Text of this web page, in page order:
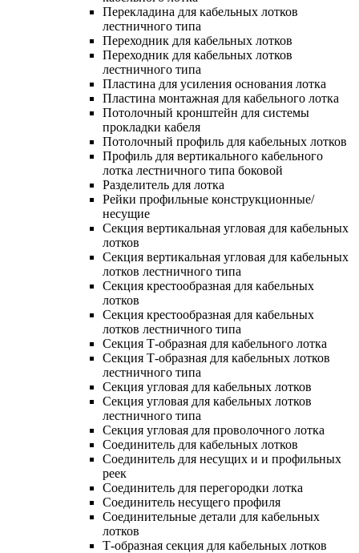
Перекладина для кабельных лотков
лестничного типа
Переходник для кабельных лотков
Переходник для кабельных лотков
лестничного типа
Пластина для усиления основания лотка
Пластина монтажная для кабельного лотка
Потолочный кронштейн для системы
прокладки кабеля
Потолочный профиль для кабельных лотков
Профиль для вертикального кабельного
лотка лестничного типа боковой
Разделитель для лотка
Рейки профильные конструкционные/
несущие
Секция вертикальная угловая для кабельных
лотков
Секция вертикальная угловая для кабельных
лотков лестничного типа
Секция крестообразная для кабельных
лотков
Секция крестообразная для кабельных
лотков лестничного типа
Секция Т-образная для кабельного лотка
Секция Т-образная для кабельных лотков
лестничного типа
Секция угловая для кабельных лотков
Секция угловая для кабельных лотков
лестничного типа
Секция угловая для проволочного лотка
Соединитель для кабельных лотков
Соединитель для несущих и и профильных
реек
Соединитель для перегородки лотка
Соединитель несущего профиля
Соединительные детали для кабельных
лотков
Т-образная секция для кабельных лотков